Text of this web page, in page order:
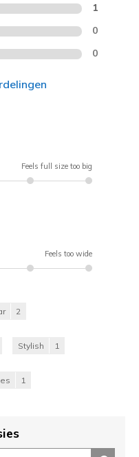
1
0
0
Feels full size too big
Feels too wide
2
Stylish 1
1